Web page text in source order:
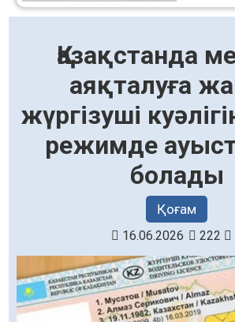
Қазақстанда
аяқталуға
жүргізуші
режимде
болады
Қоғам
16.06.2026 222